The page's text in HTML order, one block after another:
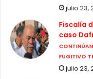
julio 23,
Fiscalía
caso
FUGITIVO
julio 23,